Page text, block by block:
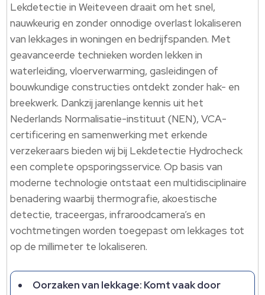
Lekdetectie in Weiteveen draait om het snel,
nauwkeurig en zonder onnodige overlast lokaliseren
van lekkages in woningen en bedrijfspanden. Met
geavanceerde technieken worden lekken in
waterleiding, vloerverwarming, gasleidingen of
bouwkundige constructies ontdekt zonder hak- en
breekwerk. Dankzij jarenlange kennis uit het
Nederlands Normalisatie-instituut (NEN), VCA-
certificering en samenwerking met erkende
verzekeraars bieden wij bij Lekdetectie Hydrocheck
een complete opsporingsservice. Op basis van
moderne technologie ontstaat een multidisciplinaire
benadering waarbij thermografie, akoestische
detectie, traceergas, infraroodcamera’s en
vochtmetingen worden toegepast om lekkages tot
op de millimeter te lokaliseren.
Oorzaken van lekkage: Komt vaak door